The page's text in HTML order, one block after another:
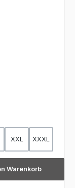
XXL XXXL
Warenkorb